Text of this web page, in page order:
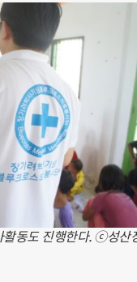
활동도 진행한다. ⓒ성산